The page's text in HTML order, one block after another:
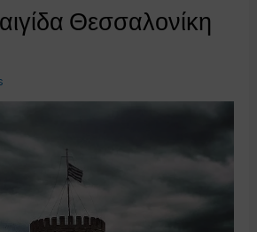
Θεσσαλονίκη